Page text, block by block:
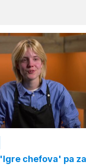
chefova' pa